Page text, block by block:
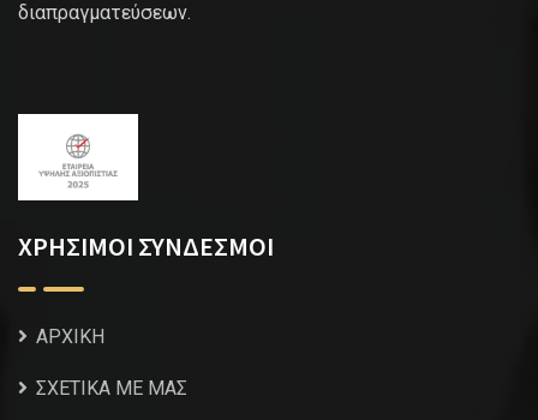
διαπραγματεύσεων.
ΧΡΗΣΙΜΟΙ ΣΥΝΔΕΣΜΟΙ
ΑΡΧΙΚΗ
ΣΧΕΤΙΚΑ ΜΕ ΜΑΣ